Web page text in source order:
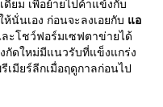
ดี้ยม เพื่อย้ายไปค้าแข้งกับ
นั่นเอง ก่อนจะลงเอยกับ แอ
ะโชว์ฟอร์มเซฟตาข่ายได้
กัดใหม่มีแนวรับที่แข็งแกร่ง
มียร์ลีกเมื่อฤดูกาลก่อนไป